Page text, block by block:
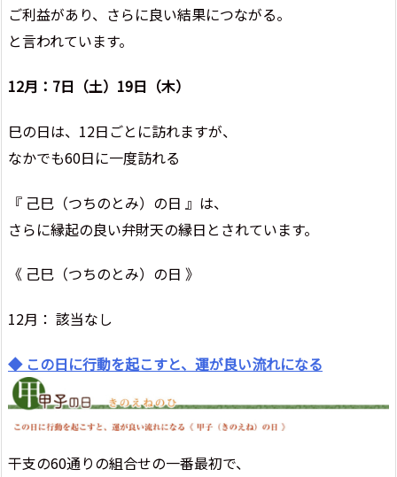
ご利益があり、さらに良い結果につながる。
と言われています。
12月：7日（土）19日（木）
巳の日は、12日ごとに訪れますが、
なかでも60日に一度訪れる
『 己巳（つちのとみ）の日 』は、
さらに縁起の良い弁財天の縁日とされています。
《 己巳（つちのとみ）の日 》
12月： 該当なし
◆ この日に行動を起こすと、運が良い流れになる
干支の60通りの組合せの一番最初で、